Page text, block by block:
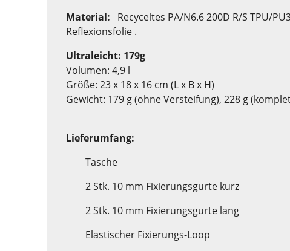
Material:
Recyceltes PA/N6.6 200D R/S TPU/
Reflexionsfolie .
Ultraleicht: 179g
Volumen: 4,9 l
Größe: 23 x 18 x 16 cm (L x B x H)
Gewicht: 179 g (ohne Versteifung), 228 g
Lieferumfang:
Tasche
2 Stk. 10 mm Fixierungsgurte kurz
2 Stk. 10 mm Fixierungsgurte lang
Elastischer Fixierungs-Loop